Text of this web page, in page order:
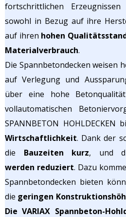
fortschrittlichen
sowohl in Bezug auf ihre
auf ihren hohen
Materialverbrauch.
Die Spannbetondecken weisen
auf Verlegung und
über eine hohe
vollautomatischen
SPANNBETON HOHLDECKEN
Wirtschaftlichkeit. Dank der
die Bauzeiten kurz, und
werden reduziert. Dazu
Spannbetondecken bieten
die geringen
Die VARIAX Spannbeton-